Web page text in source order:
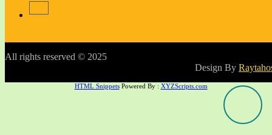
All rights reserved © 2025
Design By
HTML SnippetsPowered By : XYZScripts.com